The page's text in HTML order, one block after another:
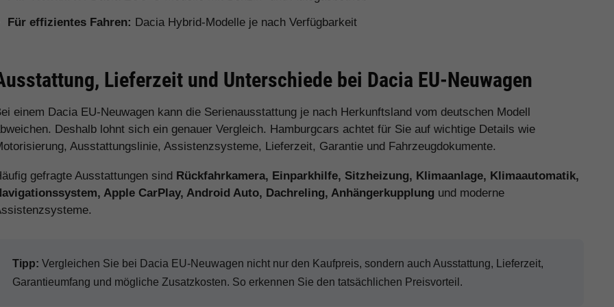
Für effizientes Fahren: Dacia Hybrid-Modelle je nach Verfügbarkeit
Lieferzeit und Unterschiede bei Dacia EU-Neuwagen
einem Dacia EU-Neuwagen kann die Serienausstattung je nach Herkunftsland vom deutschen Modell
Deshalb lohnt sich ein genauer Vergleich. Hamburgcars achtet für Sie auf wichtige Details wie
Ausstattungslinie, Assistenzsysteme, Lieferzeit, Garantie und Fahrzeugdokumente.
gefragte Ausstattungen sind Rückfahrkamera, Einparkhilfe, Sitzheizung, Klimaanlage, Klimaautomatik,
Apple CarPlay, Android Auto, Dachreling, Anhängerkupplung und moderne
Tipp: Vergleichen Sie bei Dacia EU-Neuwagen nicht nur den Kaufpreis, sondern auch Ausstattung, Lieferzeit,
Garantieumfang und mögliche Zusatzkosten. So erkennen Sie den tatsächlichen Preisvorteil.